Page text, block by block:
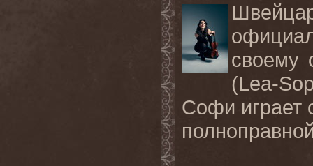
своему
(Lea-
Софи играет